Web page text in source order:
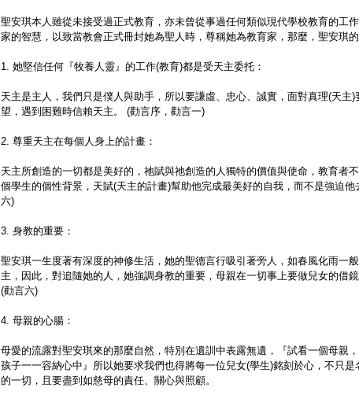
聖安琪本人雖從未接受過正式教育，亦未曾從事過任何類似現代學校教育的工
家的智慧，以致當教會正式冊封她為聖人時，尊稱她為教育家，那麼，聖安琪
1. 她堅信任何『牧養人靈』的工作(教育)都是受天主委托：
天主是主人，我們只是僕人與助手，所以要謙虛、忠心、誠實，面對真理(天主
望，遇到困難時信賴天主。 (勸言序，勸言一)
2. 尊重天主在每個人身上的計畫：
天主所創造的一切都是美好的，祂賦與祂創造的人獨特的價值與使命，教育者
個學生的個性背景，天賦(天主的計畫)幫助他完成最美好的自我，而不是強迫他
六)
3. 身教的重要：
聖安琪一生度著有深度的神修生活，她的聖德言行吸引著旁人，如春風化雨一
主，因此，對追隨她的人，她強調身教的重要，母親在一切事上要做兒女的借
(勸言六)
4. 母親的心腸：
母愛的流露對聖安琪來的那麼自然，特別在遺訓中表露無遺，『試看一個母親
孩子一一容納心中』所以她要求我們也得將每一位兒女(學生)銘刻於心，不只
的一切，且要盡到如慈母的責任、關心與照顧。